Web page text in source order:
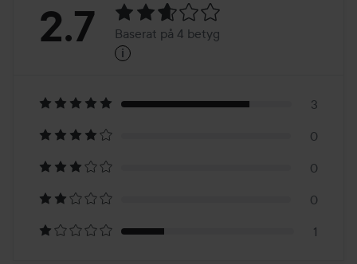
Betyg:
Baserat
på
4
betyg
2.7 Baserat på 4 betyg
i
3
0
0
0
1